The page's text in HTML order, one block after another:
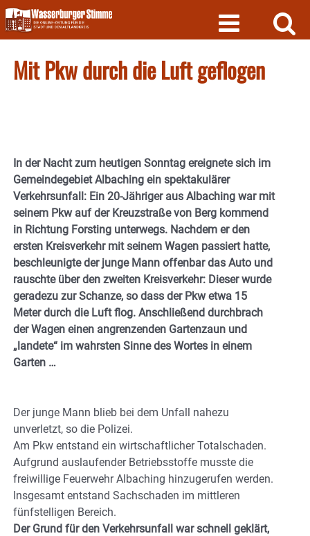
Skip
to
content
Mit Pkw durch die Luft geflogen
In der Nacht zum heutigen Sonntag ereignete sich im
Gemeindegebiet Albaching ein spektakulärer
Verkehrsunfall: Ein 20-Jähriger aus Albaching war mit
seinem Pkw auf der Kreuzstraße von Berg kommend
in Richtung Forsting unterwegs. Nachdem er den
ersten Kreisverkehr mit seinem Wagen passiert hatte,
beschleunigte der junge Mann offenbar das Auto und
rauschte über den zweiten Kreisverkehr: Dieser wurde
geradezu zur Schanze, so dass der Pkw etwa 15
Meter durch die Luft flog. Anschließend durchbrach
der Wagen einen angrenzenden Gartenzaun und
„landete“ im wahrsten Sinne des Wortes in einem
Garten …
Der junge Mann blieb bei dem Unfall nahezu
unverletzt, so die Polizei.
Am Pkw entstand ein wirtschaftlicher Totalschaden.
Aufgrund auslaufender Betriebsstoffe musste die
freiwillige Feuerwehr Albaching hinzugerufen werden.
Insgesamt entstand Sachschaden im mittleren
fünfstelligen Bereich.
Der Grund für den Verkehrsunfall war schnell geklärt,